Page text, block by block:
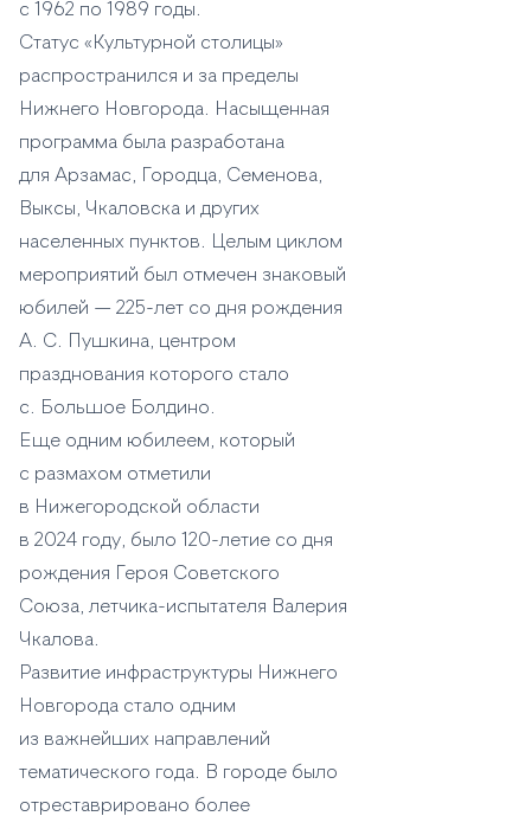
с 1962 по 1989 годы.
Статус «Культурной столицы»
распространился и за пределы
Нижнего Новгорода. Насыщенная
программа была разработана
для Арзамас, Городца, Семенова,
Выксы, Чкаловска и других
населенных пунктов. Целым циклом
мероприятий был отмечен знаковый
юбилей — 225-лет со дня рождения
А. С. Пушкина, центром
празднования которого стало
с. Большое Болдино.
Еще одним юбилеем, который
с размахом отметили
в Нижегородской области
в 2024 году, было 120-летие со дня
рождения Героя Советского
Союза, летчика-испытателя Валерия
Чкалова.
Развитие инфраструктуры Нижнего
Новгорода стало одним
из важнейших направлений
тематического года. В городе было
отреставрировано более